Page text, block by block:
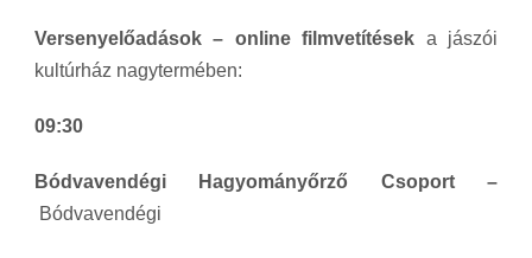
Versenyelőadások – online filmvetítések a jászói
kultúrház nagytermében:
09:30
Bódvavendégi Hagyományőrző Csoport –
Bódvavendégi